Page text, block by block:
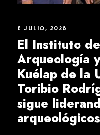
8 JULIO, 2026
El Instituto
Arqueología
Kuélap de la
Toribio
sigue